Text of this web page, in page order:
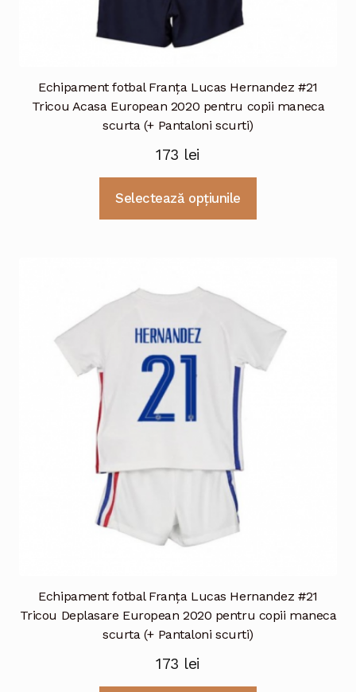
Echipament fotbal Franţa Lucas Hernandez #21
Tricou Acasa European 2020 pentru copii maneca
scurta (+ Pantaloni scurti)
173 lei
Selectează opțiunile
Opțiunile
Echipament fotbal Franţa Lucas Hernandez #21
Tricou Deplasare European 2020 pentru copii maneca
scurta (+ Pantaloni scurti)
173 lei